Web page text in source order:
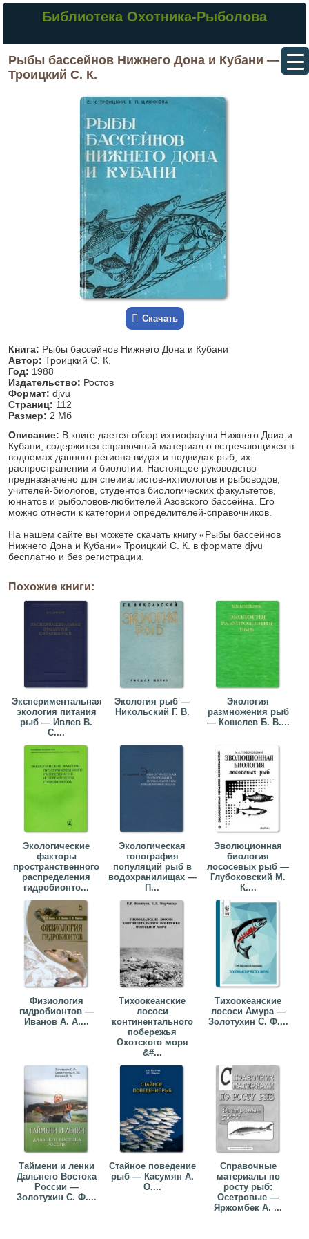
Библиотека Охотника-Рыболова
Рыбы бассейнов Нижнего Дона и Кубани —
Троицкий С. К.
Скачать
Книга: Рыбы бассейнов Нижнего Дона и Кубани
Автор: Троицкий С. К.
Год: 1988
Издательство: Ростов
Формат: djvu
Страниц: 112
Размер: 2 Мб
Описание: В книге дается обзор ихтиофауны Нижнего Доиа и
Кубани, содержится справочный материал о встречающихся в
водоемах данного региона видах и подвидах рыб, их
распространении и биологии. Настоящее руководство
предназначено для спеииалистов-ихтиологов и рыбоводов,
учителей-биологов, студентов биологических факультетов,
юннатов и рыболовов-любителей Азовского бассейна. Его
можно отнести к категории определителей-справочников.
На нашем сайте вы можете скачать книгу «Рыбы бассейнов
Нижнего Дона и Кубани» Троицкий С. К. в формате djvu
бесплатно и без регистрации.
Похожие книги:
Экспериментальная
экология питания
рыб — Ивлев В.
С....
Экология рыб —
Никольский Г. В.
Экология
размножения рыб
— Кошелев Б. В....
Экологические
факторы
пространственного
распределения
гидробионто...
Экологическая
топография
популяций рыб в
водохранилищах —
П...
Эволюционная
биология
лососевых рыб —
Глубоковский М.
К....
Физиология
гидробионтов —
Иванов А. А....
Тихоокеанские
лососи
континентального
побережья
Охотского моря
&#...
Тихоокеанские
лососи Амура —
Золотухин С. Ф....
Таймени и ленки
Дальнего Востока
России —
Золотухин С. Ф....
Стайное поведение
рыб — Касумян А.
О....
Справочные
материалы по
росту рыб:
Осетровые —
Яржомбек А. ...